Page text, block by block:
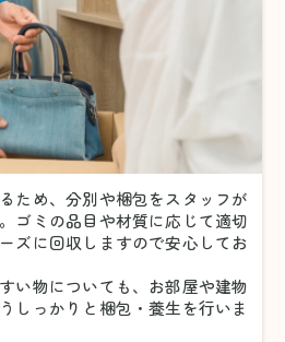
ため、分別や梱包をスタッフが
ゴミの品目や材質に応じて適切
ズに回収しますので安心してお
い物についても、お部屋や建物
しっかりと梱包・養生を行いま